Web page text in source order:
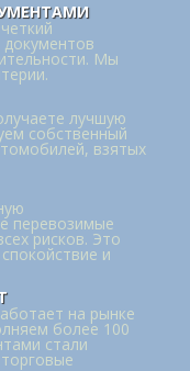
Мы
лучшую
собственный
взятых
перевозимые
рисков. Это
и
на рынке
более 100
стали